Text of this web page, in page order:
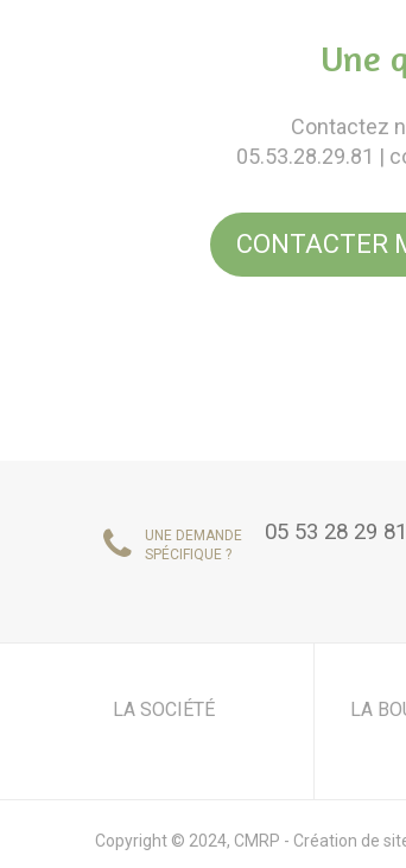
Une
Contactez
05.53.28.29.81 |
CONTACTER
UNE DEMANDE
SPÉCIFIQUE ?
05 53 28 29 81
LA SOCIÉTÉ LA
Copyright © 2024, CMRP - Création de